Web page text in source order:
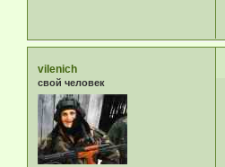
vilenich
свой человек